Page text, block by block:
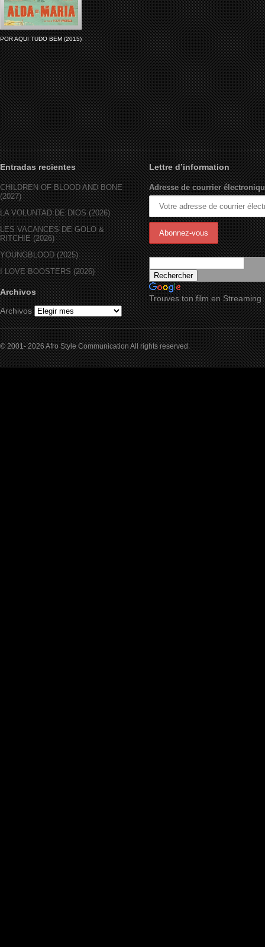
POR AQUI TUDO BEM (2015)
Entradas recientes
CHILDREN OF BLOOD AND BONE
(2027)
LA VOLUNTAD DE DIOS (2026)
LES VACANCES DE GOLO &
RITCHIE (2026)
YOUNGBLOOD (2025)
I LOVE BOOSTERS (2026)
Archivos
Archivos
Lettre d’information
Adresse de courrier
Trouves ton film en Streaming
© 2001- 2026 Afro Style Communication All rights reserved.